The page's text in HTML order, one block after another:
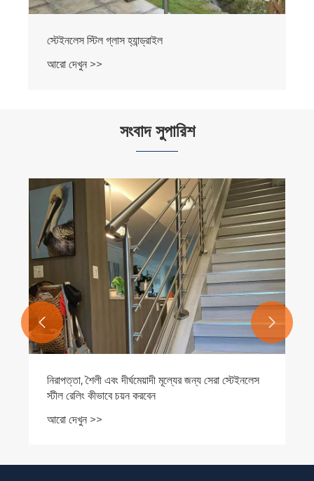
স্টেইনলেস স্টিল গ্লাস হ্যান্ড্রাইল
আরো দেখুন >>
সংবাদ সুপারিশ
নিরাপত্তা, শৈলী এবং দীর্ঘমেয়াদী মূল্যের জন্য সেরা স্টেইনলেস
স্টীল রেলিং কীভাবে চয়ন করবেন
আরো দেখুন >>
 